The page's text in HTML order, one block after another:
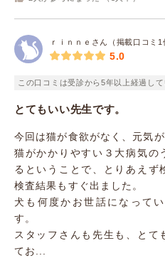
ｒｉｎｎｅさん（掲載口コミ1
5.0
この口コミは受診から5年以上経過して
とてもいい先生です。
今回は猫が食欲がなく、元気
猫がかかりやすい３大病気の
るということで、とりあえず
検査結果もすぐ出ました。
犬も何度かお世話になって
す。
スタッフさんも先生も、とて
てお...